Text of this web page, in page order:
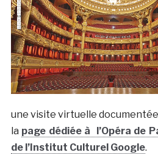
une visite virtuelle
la page dédiée à l’Opéra de
de l’Institut Culturel Google.